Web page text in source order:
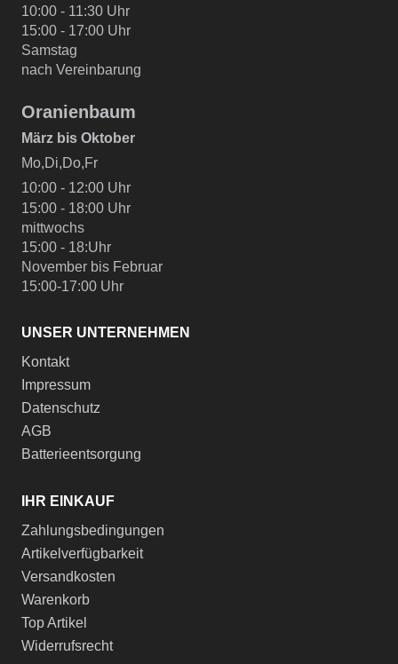
10:00 - 11:30 Uhr
15:00 - 17:00 Uhr
Samstag
nach Vereinbarung
Oranienbaum
März bis Oktober
Mo,Di,Do,Fr
10:00 - 12:00 Uhr
15:00 - 18:00 Uhr
mittwochs
15:00 - 18:Uhr
November bis Februar
15:00-17:00 Uhr
UNSER UNTERNEHMEN
Kontakt
Impressum
Datenschutz
AGB
Batterieentsorgung
IHR EINKAUF
Zahlungsbedingungen
Artikelverfügbarkeit
Versandkosten
Warenkorb
Top Artikel
Widerrufsrecht